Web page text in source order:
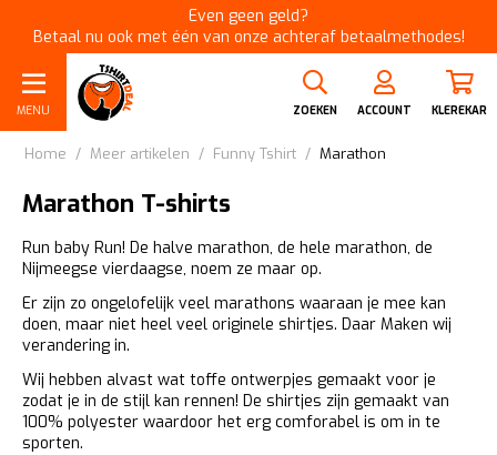
Even geen geld?
Betaal nu ook met één van onze achteraf betaalmethodes!
MENU ZOEKEN ACCOUNT KLEREKAR
Home / Meer artikelen / Funny Tshirt / Marathon
Marathon T-shirts
Run baby Run! De halve marathon, de hele marathon, de
Nijmeegse vierdaagse, noem ze maar op.
Er zijn zo ongelofelijk veel marathons waaraan je mee kan
doen, maar niet heel veel originele shirtjes. Daar Maken wij
verandering in.
Wij hebben alvast wat toffe ontwerpjes gemaakt voor je
zodat je in de stijl kan rennen! De shirtjes zijn gemaakt van
100% polyester waardoor het erg comforabel is om in te
sporten.